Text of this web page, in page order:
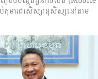
កុមារជាសិស្សានុសិស្សនៅតាម